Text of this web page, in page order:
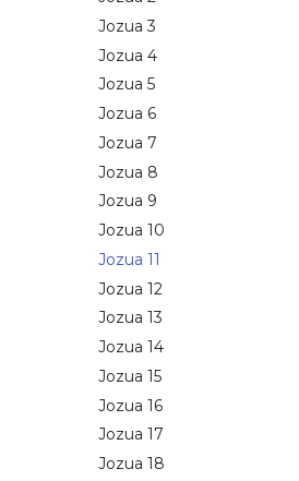
Jozua 3
Jozua 4
Jozua 5
Jozua 6
Jozua 7
Jozua 8
Jozua 9
Jozua 10
Jozua 11
Jozua 12
Jozua 13
Jozua 14
Jozua 15
Jozua 16
Jozua 17
Jozua 18